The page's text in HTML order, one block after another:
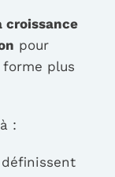
croissance
pour
plus
: